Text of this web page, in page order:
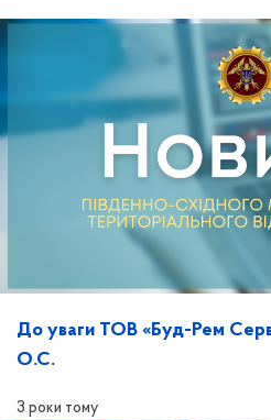
До уваги ТОВ «Буд-Рем
О.С.
3 роки тому